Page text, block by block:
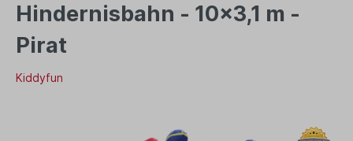
Hindernisbahn - 10x3,1 m -
Pirat
Kiddyfun